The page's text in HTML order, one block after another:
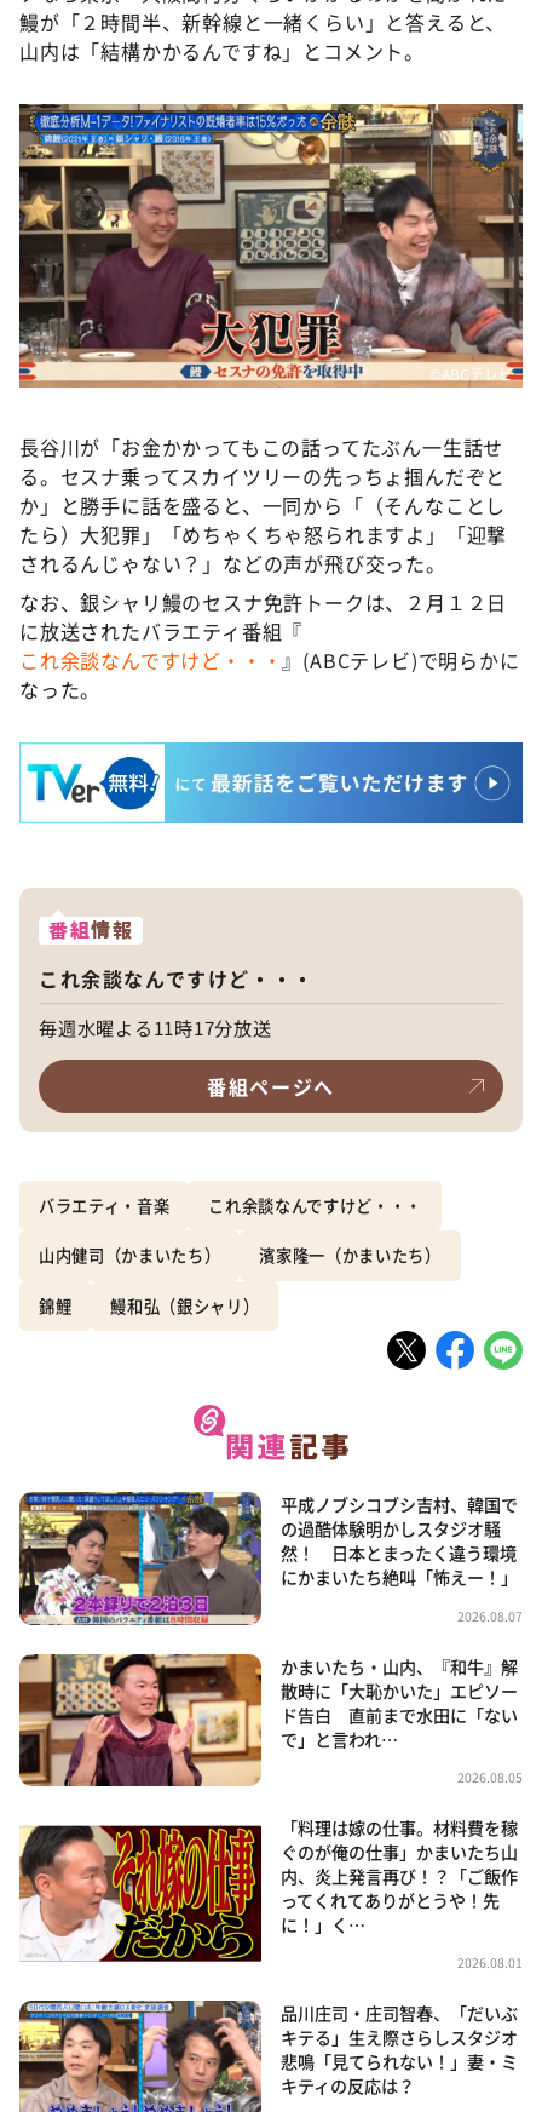
鰻が「２時間半、新幹線と一緒くらい」と答えると、
山内は「結構かかるんですね」とコメント。
©ABCテレビ
長谷川が「お金かかってもこの話ってたぶん一生話せ
る。セスナ乗ってスカイツリーの先っちょ掴んだぞと
か」と勝手に話を盛ると、一同から「（そんなことし
たら）大犯罪」「めちゃくちゃ怒られますよ」「迎撃
されるんじゃない？」などの声が飛び交った。
なお、銀シャリ鰻のセスナ免許トークは、２月１２日
に放送されたバラエティ番組『
これ余談なんですけど・・・』(ABCテレビ)で明らかに
なった。
番組情報
これ余談なんですけど・・・
毎週水曜よる11時17分放送
番組ページへ
バラエティ・音楽 これ余談なんですけど・・・
山内健司（かまいたち） 濱家隆一（かまいたち）
錦鯉 鰻和弘（銀シャリ）
平成ノブシコブシ吉村、韓国で
の過酷体験明かしスタジオ騒
然！ 日本とまったく違う環境
にかまいたち絶叫「怖えー！」
2026.08.07
かまいたち・山内、『和牛』解
散時に「大恥かいた」エピソー
ド告白 直前まで水田に「ない
で」と言われ…
2026.08.05
「料理は嫁の仕事。材料費を稼
ぐのが俺の仕事」かまいたち山
内、炎上発言再び！？「ご飯作
ってくれてありがとうや！先
に！」く…
2026.08.01
品川庄司・庄司智春、「だいぶ
キテる」生え際さらしスタジオ
悲鳴「見てられない！」妻・ミ
キティの反応は？